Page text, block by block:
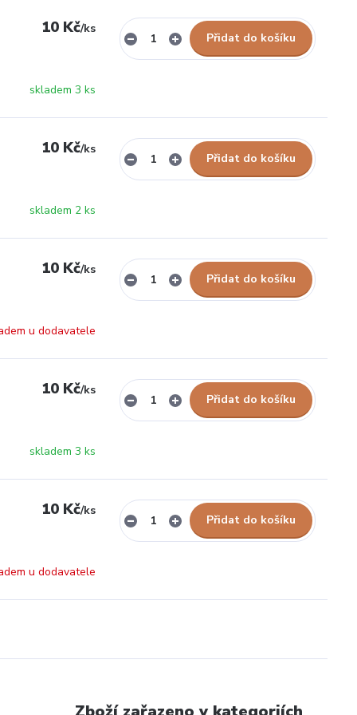
10 Kč/ks
skladem 3 ks
Přidat do košíku
10 Kč/ks
skladem 2 ks
Přidat do košíku
10 Kč/ks
u dodavatele
Přidat do košíku
10 Kč/ks
skladem 3 ks
Přidat do košíku
10 Kč/ks
u dodavatele
Přidat do košíku